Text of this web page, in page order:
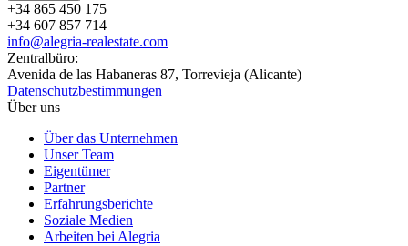
+34 865 450 175
+34 607 857 714
info@alegria-realestate.com
Zentralbüro:
Avenida de las Habaneras 87, Torrevieja (Alicante)
Datenschutzbestimmungen
Über uns
Über das Unternehmen
Unser Team
Eigentümer
Partner
Erfahrungsberichte
Soziale Medien
Arbeiten bei Alegria